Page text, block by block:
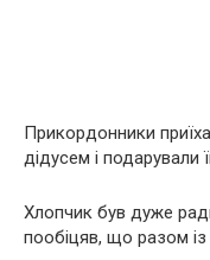
Прикордонники
дідусем і подарували
Хлопчик був дуже
пообіцяв, що разом